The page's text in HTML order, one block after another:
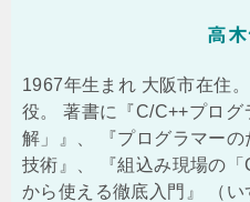
高
1967年生まれ 大阪市在住
役。 著書に『C/C++プロ
解」』、 『プログラマー
技術』、 『組込み現場の
から使える徹底入門』 （